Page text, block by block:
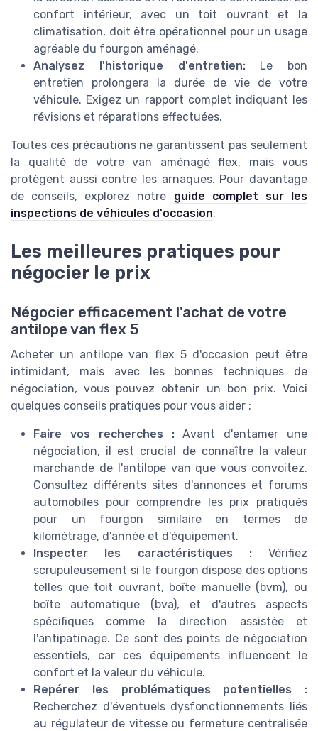
confort intérieur, avec un toit ouvrant et la
climatisation, doit être opérationnel pour un usage
agréable du fourgon aménagé.
Analysez l'historique d'entretien:Le bon
entretien prolongera la durée de vie de votre
véhicule. Exigez un rapport complet indiquant les
révisions et réparations effectuées.
Toutes ces précautions ne garantissent pas seulement
la qualité de votre van aménagé flex, mais vous
protègent aussi contre les arnaques. Pour davantage
de conseils, explorez notre guide complet sur les
inspections de véhicules d'occasion.
Les meilleures pratiques pour
négocier le prix
Négocier efficacement l'achat de votre
antilope van flex 5
Acheter un antilope van flex 5 d'occasion peut être
intimidant, mais avec les bonnes techniques de
négociation, vous pouvez obtenir un bon prix. Voici
quelques conseils pratiques pour vous aider :
Faire vos recherches :Avant d'entamer une
négociation, il est crucial de connaître la valeur
marchande de l'antilope van que vous convoitez.
Consultez différents sites d'annonces et forums
automobiles pour comprendre les prix pratiqués
pour un fourgon similaire en termes de
kilométrage, d'année et d'équipement.
Inspecter les caractéristiques :Vérifiez
scrupuleusement si le fourgon dispose des options
telles que toit ouvrant, boîte manuelle (bvm), ou
boîte automatique (bva), et d'autres aspects
spécifiques comme la direction assistée et
l'antipatinage. Ce sont des points de négociation
essentiels, car ces équipements influencent le
confort et la valeur du véhicule.
Repérer les problématiques potentielles :
Recherchez d'éventuels dysfonctionnements liés
au régulateur de vitesse ou fermeture centralisée